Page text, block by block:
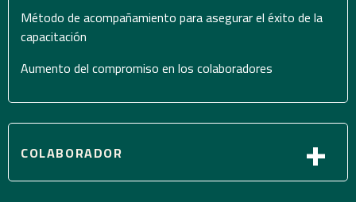
Método de acompañamiento para asegurar el éxito de la
capacitación
Aumento del compromiso en los colaboradores
COLABORADOR +